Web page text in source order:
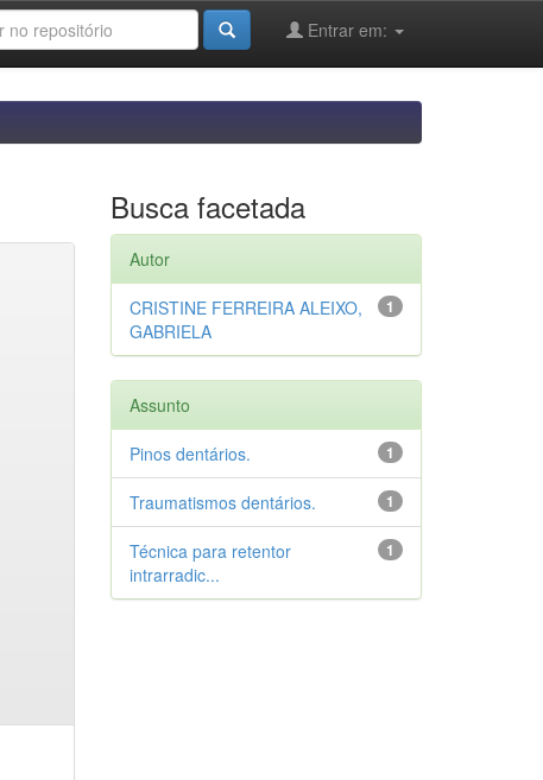
Entrar em:
Busca facetada
Autor
1
CRISTINE FERREIRA ALEIXO,
GABRIELA
Assunto
1
Pinos dentários.
1
Traumatismos dentários.
1
Técnica para retentor
intrarradic...